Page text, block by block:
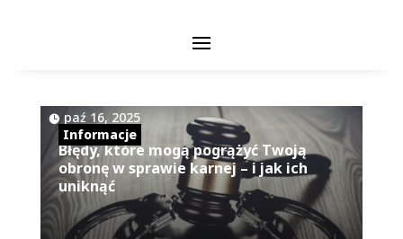
Błędy, które mogą pogrążyć Twoją
obronę w sprawie karnej – i jak ich
uniknąć
paź 16, 2025|
Informacje